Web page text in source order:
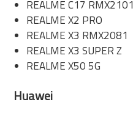
REALME C17 RMX2101
REALME X2 PRO
REALME X3 RMX2081
REALME X3 SUPER Z
REALME X50 5G
Huawei